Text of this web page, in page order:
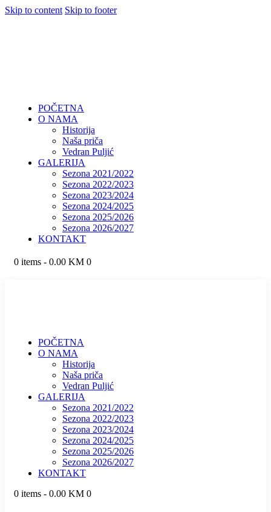
Skip to content Skip to footer
POČETNA
O NAMA
Historija
Naša priča
Vedran Puljić
GALERIJA
Sezona 2021/2022
Sezona 2022/2023
Sezona 2023/2024
Sezona 2024/2025
Sezona 2025/2026
Sezona 2026/2027
KONTAKT
0 items - 0.00 KM 0
POČETNA
O NAMA
Historija
Naša priča
Vedran Puljić
GALERIJA
Sezona 2021/2022
Sezona 2022/2023
Sezona 2023/2024
Sezona 2024/2025
Sezona 2025/2026
Sezona 2026/2027
KONTAKT
0 items - 0.00 KM 0